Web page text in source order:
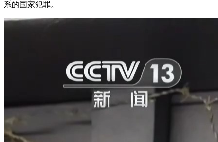
系的国家犯罪。